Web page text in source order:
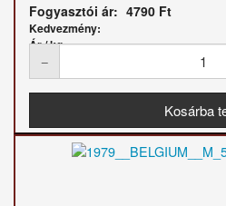
Fogyasztói ár: 4790 Ft
Kedvezmény:
Ár / kg: